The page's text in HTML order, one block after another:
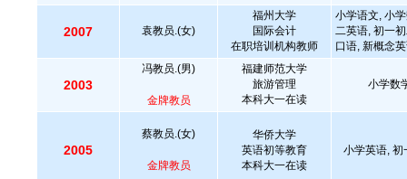
2007 袁教员.(女)
福州大学
国际会计
在职培训机构教师
小学语文, 小
二英语, 初一
口语, 新概念
2003
冯教员.(男)
金牌教员
福建师范大学
旅游管理
本科大一在读
小学数
2005
蔡教员.(女)
金牌教员
华侨大学
英语初等教育
本科大一在读
小学英语, 初